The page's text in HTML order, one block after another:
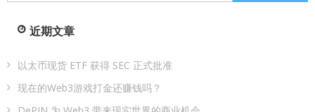
近期文章
以太币现货 ETF 获得 SEC 正式批准
现在的Web3游戏打金还赚钱吗？